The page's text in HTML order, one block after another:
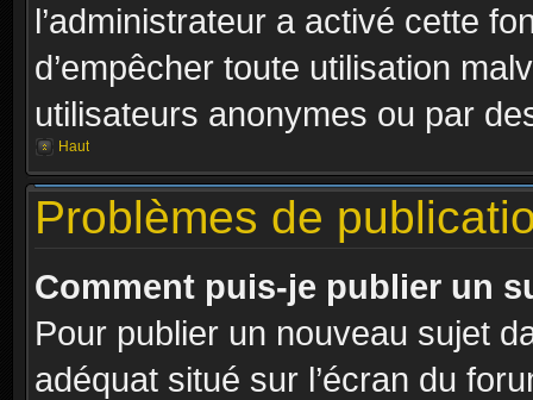
l’administrateur a activé cette
d’empêcher toute utilisation
utilisateurs anonymes ou par
Haut
Problèmes de
Comment puis-je publier un
Pour publier un nouveau sujet
adéquat situé sur l’écran du